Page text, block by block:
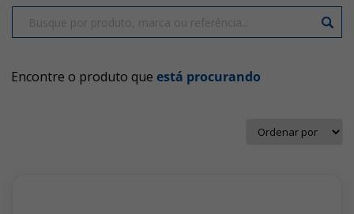
Encontre o produto queestá procurando